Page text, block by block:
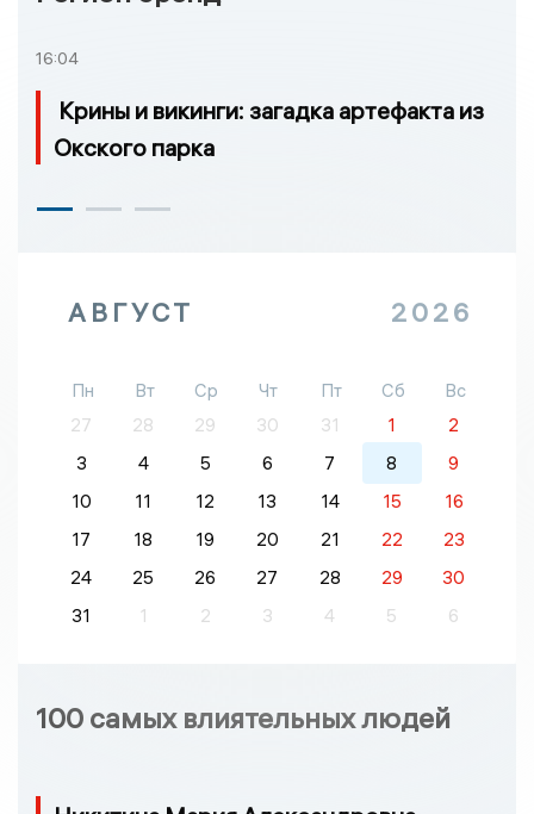
16:04
Крины и викинги: загадка артефакта из
Окского парка
АВГУСТ 2026
Пн Вт Ср Чт Пт Сб
Вс
27
28 29 30 31 1
2
3
4 5 6 7 8
9
10
11 12 13 14 15
16
17
18 19 20 21 22
23
24
25 26 27 28 29
30
31
1 2 3 4 5 6
100 самых влиятельных людей